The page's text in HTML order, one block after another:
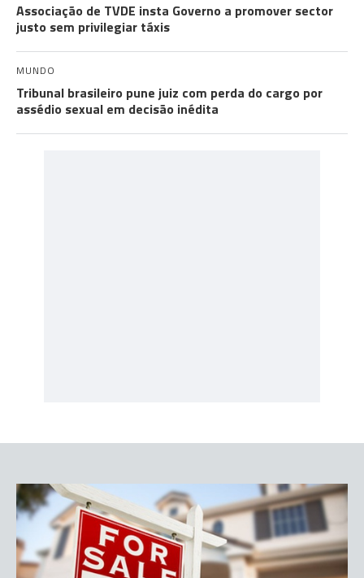
Associação de TVDE insta Governo a promover sector
justo sem privilegiar táxis
MUNDO
Tribunal brasileiro pune juiz com perda do cargo por
assédio sexual em decisão inédita